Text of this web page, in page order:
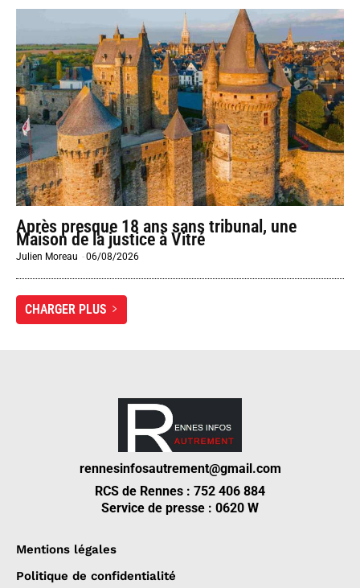
Après presque 18 ans sans tribunal, une
Maison de la justice à Vitré
Julien Moreau -06/08/2026
CHARGER PLUS
rennesinfosautrement@gmail.com
RCS de Rennes : 752 406 884
Service de presse : 0620 W
Mentions légales
Politique de confidentialité